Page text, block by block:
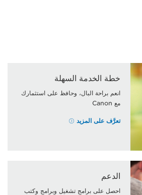
خطة الخدمة السهلة
انعم براحة البال، وحافظ على استثمارك
مع Canon
تعرَّف على المزيد
الدعم
احصل على برامج تشغيل وبرامج وكتب